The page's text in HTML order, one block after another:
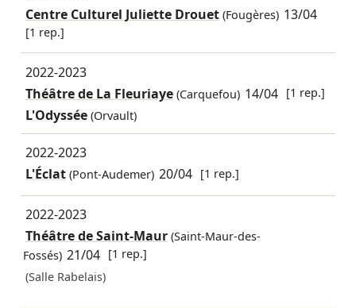
Centre Culturel Juliette Drouet(Fougères) 13/04
[1 rep.]
2022-2023
Théâtre de La Fleuriaye(Carquefou) 14/04 [1 rep.]
L'Odyssée (Orvault)
2022-2023
L'Éclat(Pont-Audemer) 20/04 [1 rep.]
2022-2023
Théâtre de Saint-Maur(Saint-Maur-des-
Fossés) 21/04 [1 rep.]
(Salle Rabelais)